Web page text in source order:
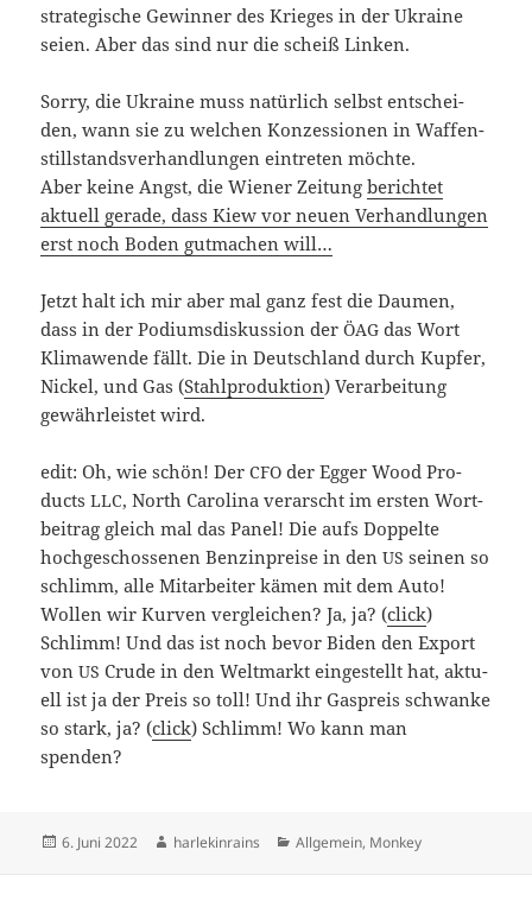
stra­te­gi­sche Gewin­ner des Krie­ges in der Ukrai­ne
sei­en. Aber das sind nur die scheiß Linken.
Sor­ry, die Ukrai­ne muss natür­lich selbst ent­schei­
den, wann sie zu wel­chen Kon­zes­sio­nen in Waf­fen­
still­stands­ver­hand­lun­gen ein­tre­ten möchte.
Aber kei­ne Angst, die Wie­ner Zei­tungberich­tet
aktu­ell gera­de, dass Kiew vor neu­en Ver­hand­lun­gen
erst noch Boden gut­ma­chen will…
Jetzt halt ich mir aber mal ganz fest die Dau­men,
dass in der Podi­ums­dis­kus­si­on derÖAG das Wort
Kli­ma­wen­de fällt. Die in Deutsch­land durch Kup­fer,
Nickel, und Gas (Stahl­pro­duk­ti­on) Ver­ar­bei­tung
gewähr­leis­tet wird.
edit: Oh, wie schön! DerCFO der Egger Wood Pro­
ductsLLC, North Caro­li­na ver­arscht im ers­ten Wort­
bei­trag gleich mal das Panel! Die aufs Dop­pel­te
hoch­ge­schos­se­nen Ben­zin­prei­se in denUS sei­nen so
schlimm, alle Mit­ar­bei­ter kämen mit dem Auto!
Wol­len wir Kur­ven ver­glei­chen? Ja, ja? (click)
Schlimm! Und das ist noch bevor Biden den Export
vonUS Cru­de in den Welt­markt ein­ge­stellt hat, aktu­
ell ist ja der Preis so toll! Und ihr Gas­preis schwan­ke
so stark, ja? (click) Schlimm! Wo kann man
spenden?
Veröffentlicht
6. Juni 2022 Autor
harlekinrains Kategorien
Allgemein, Monkey